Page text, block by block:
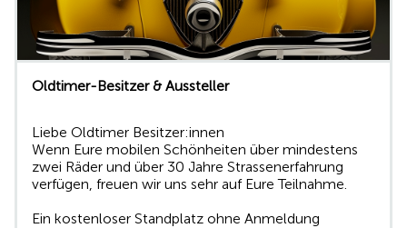
Oldtimer-Besitzer & Aussteller
Liebe Oldtimer Besitzer:innen
Wenn Eure mobilen Schönheiten über mindestens
zwei Räder und über 30 Jahre Strassenerfahrung
verfügen, freuen wir uns sehr auf Eure Teilnahme.
Ein kostenloser Standplatz ohne Anmeldung